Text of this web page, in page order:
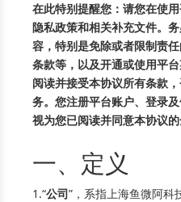
在此特别提醒您：请您在使
隐私政策和相关补充文件。
容，特别是免除或者限制责
条款等，以及开通或使用平
阅读并接受本协议所有条款
务。您注册平台账户、登录
视为您已阅读并同意本协议的
一、定义
1.“公司”，系指上海鱼微阿科